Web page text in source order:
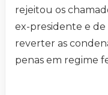
rejeitou os
ex-presidente e de
reverter as
penas em regime